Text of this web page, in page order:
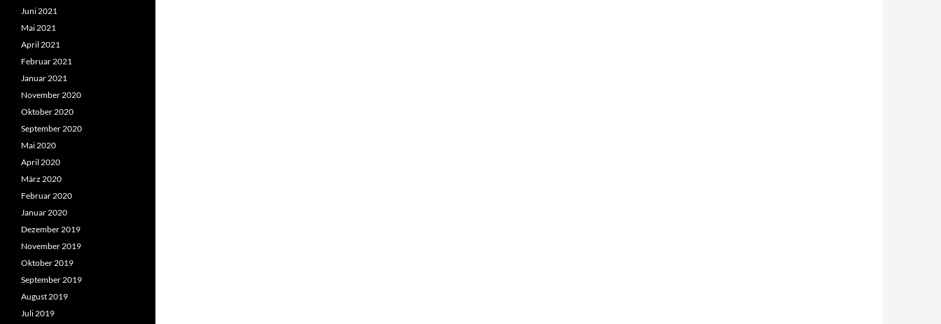
Juni 2021
Mai 2021
April 2021
Februar 2021
Januar 2021
November 2020
Oktober 2020
September 2020
Mai 2020
April 2020
März 2020
Februar 2020
Januar 2020
Dezember 2019
November 2019
Oktober 2019
September 2019
August 2019
Juli 2019